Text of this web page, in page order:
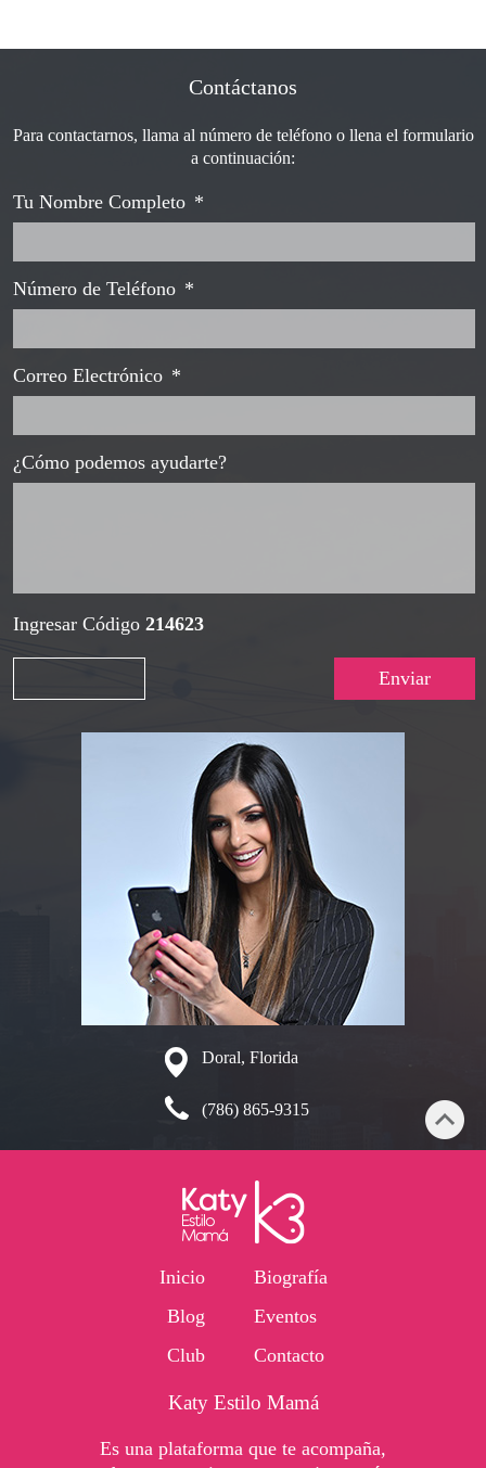
Contáctanos
Para contactarnos, llama al número de teléfono o llena el formulario
a continuación:
*
Tu Nombre Completo
*
Número de Teléfono
*
Correo Electrónico
¿Cómo podemos ayudarte?
Ingresar Código 214623
Doral, Florida
(786) 865-9315
Inicio
Blog
Club
Biografía
Eventos
Contacto
Katy Estilo Mamá
Es una plataforma que te acompaña,